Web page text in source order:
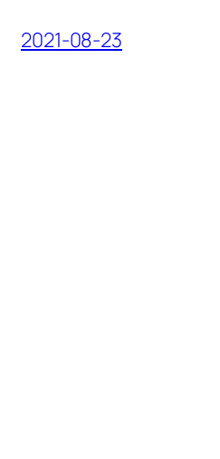
2021-08-23